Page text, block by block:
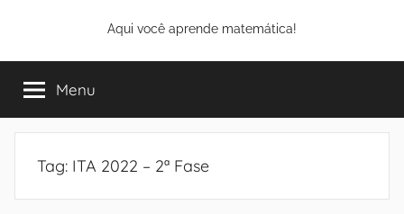
o
conteúdo
Aqui você aprende matemática!
Menu
Tag: ITA 2022 – 2ª Fase